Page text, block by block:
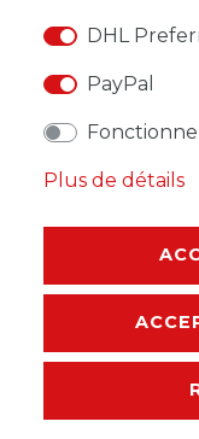
* avec TVA horsFrais de
DESCRIPTION
AUTRES DÉTAILS
RESPONSABLE
DHL
PayPal
Fonctionnel
Plus de détails